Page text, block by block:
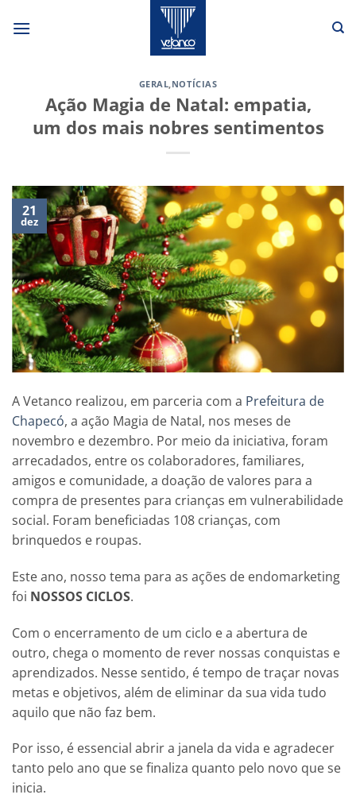
GERAL,NOTÍCIAS
Ação Magia de Natal: empatia,
um dos mais nobres sentimentos
21
dez
A Vetanco realizou, em parceria com a Prefeitura de
Chapecó, a ação Magia de Natal, nos meses de
novembro e dezembro. Por meio da iniciativa, foram
arrecadados, entre os colaboradores, familiares,
amigos e comunidade, a doação de valores para a
compra de presentes para crianças em vulnerabilidade
social. Foram beneficiadas 108 crianças, com
brinquedos e roupas.
Este ano, nosso tema para as ações de endomarketing
foi NOSSOS CICLOS.
Com o encerramento de um ciclo e a abertura de
outro, chega o momento de rever nossas conquistas e
aprendizados. Nesse sentido, é tempo de traçar novas
metas e objetivos, além de eliminar da sua vida tudo
aquilo que não faz bem.
Por isso, é essencial abrir a janela da vida e agradecer
tanto pelo ano que se finaliza quanto pelo novo que se
inicia.